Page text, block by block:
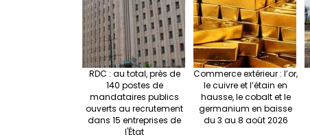
RDC : au total, près de
140 postes de
mandataires publics
ouverts au recrutement
dans 15 entreprises de
l'État
Commerce extérieur : l’or,
le cuivre et l’étain en
hausse, le cobalt et le
germanium en baisse
du 3 au 8 août 2026